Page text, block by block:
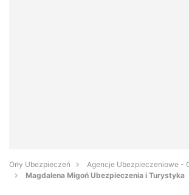
Orły Ubezpieczeń
Agencje Ubezpieczeniowe -
Magdalena Migoń Ubezpieczenia i Turystyka